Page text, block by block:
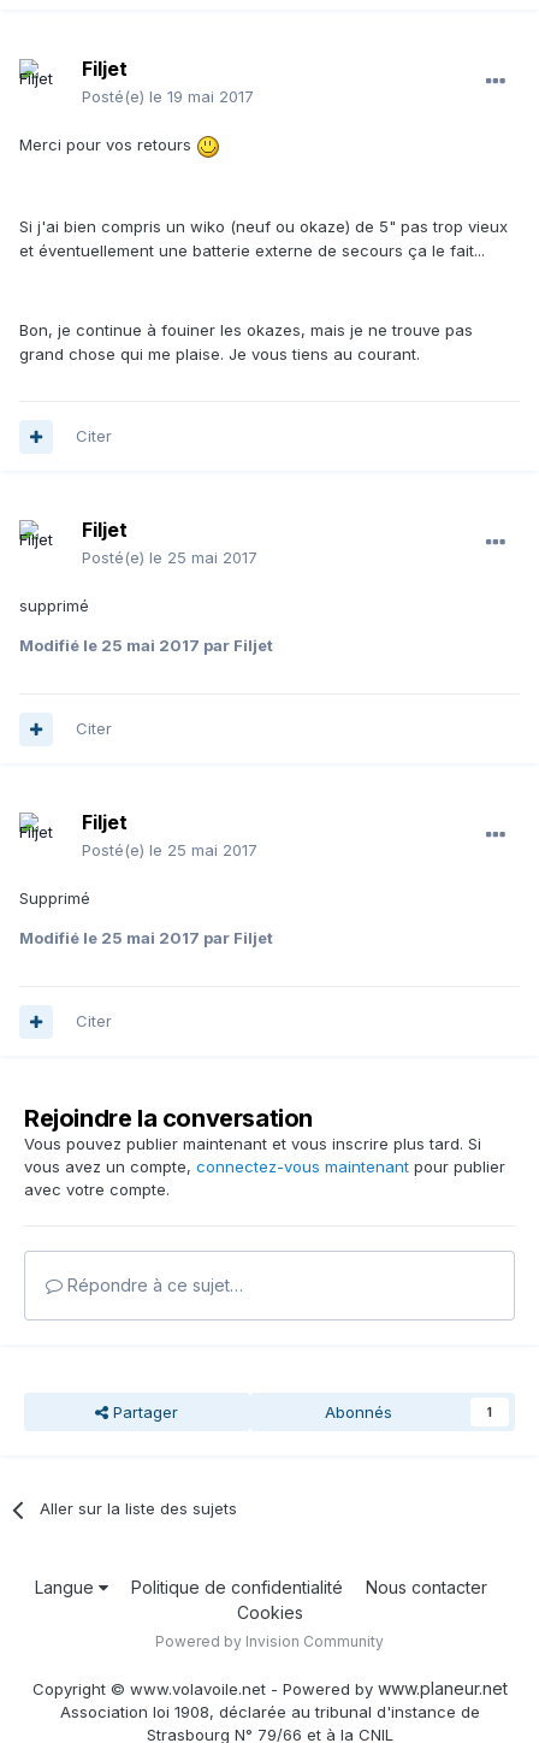
Filjet
Posté(e) le 19 mai 2017
Merci pour vos retours
Si j'ai bien compris un wiko (neuf ou okaze) de 5" pas trop vieux
et éventuellement une batterie externe de secours ça le fait...
Bon, je continue à fouiner les okazes, mais je ne trouve pas
grand chose qui me plaise. Je vous tiens au courant.
Citer
Filjet
Posté(e) le 25 mai 2017
supprimé
Modifié le 25 mai 2017 par Filjet
Citer
Filjet
Posté(e) le 25 mai 2017
Supprimé
Modifié le 25 mai 2017 par Filjet
Citer
Rejoindre la conversation
Vous pouvez publier maintenant et vous inscrire plus tard. Si
vous avez un compte, connectez-vous maintenant pour publier
avec votre compte.
Répondre à ce sujet…
Partager Abonnés 1
Aller sur la liste des sujets
Langue Politique de confidentialité
Nous contacter
Cookies
Powered by Invision Community
Copyright © www.volavoile.net - Powered by www.planeur.net
Association loi 1908, déclarée au tribunal d'instance de
Strasbourg N° 79/66 et à la CNIL